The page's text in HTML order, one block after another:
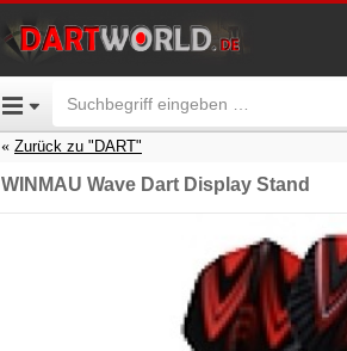
Zurück zu "DART"
WINMAU Wave Dart Display Stand